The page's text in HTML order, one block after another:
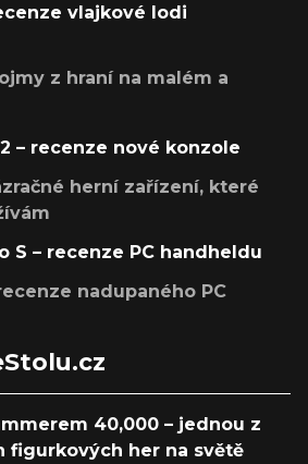
vlajkové lodi
z hraní na malém a
– recenze nové konzole
herní zařízení, které
S – recenze PC handheldu
nadupaného PC
40,000 – jednou z
figurkových her na světě